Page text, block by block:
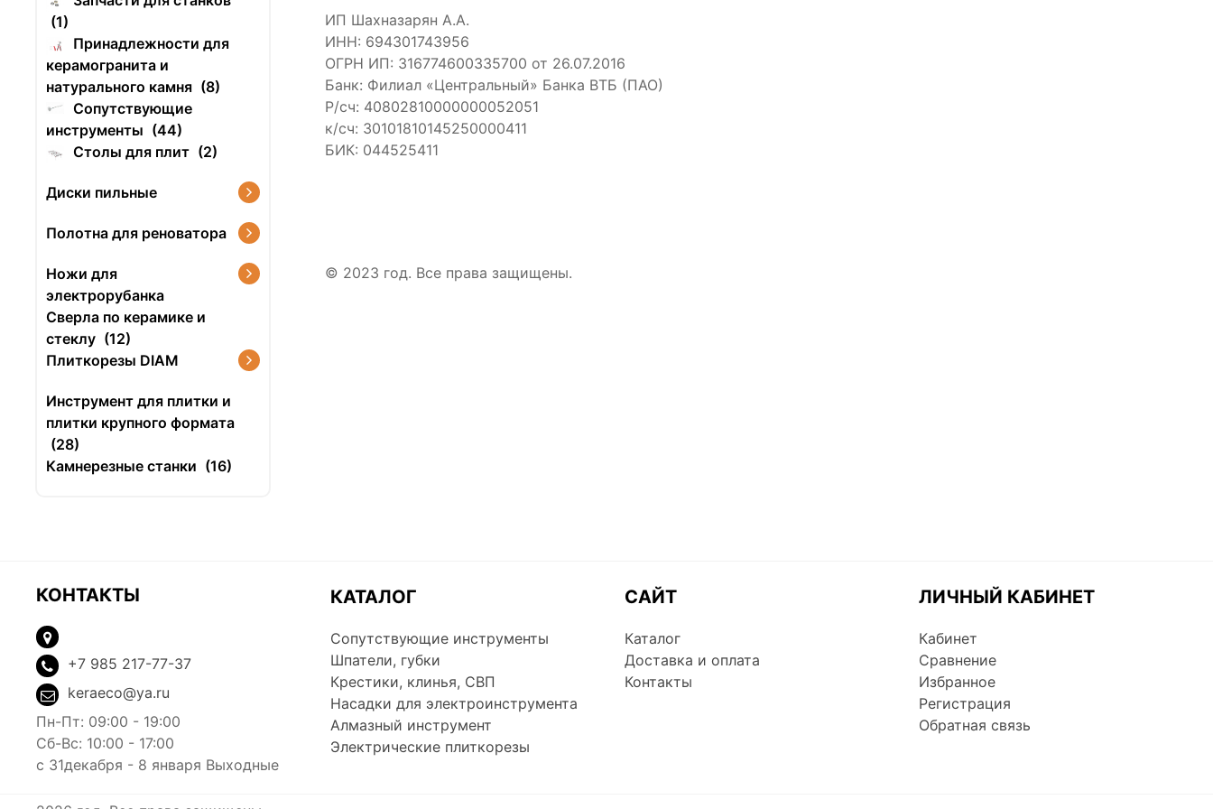
(1)
Принадлежности для
керамогранита и
натурального камня (8)
Сопутствующие
инструменты (44)
Столы для плит (2)
Диски пильные
Полотна для реноватора
Ножи для
электрорубанка
Сверла по керамике и
стеклу (12)
Плиткорезы DIAM
Инструмент для плитки и
плитки крупного формата
(28)
Камнерезные станки (16)
ИП Шахназарян А.А.
ИНН: 694301743956
ОГРН ИП: 316774600335700 от 26.07.2016
Банк: Филиал «Центральный» Банка ВТБ (ПАО)
Р/сч: 40802810000000052051
к/сч: 30101810145250000411
БИК: 044525411
© 2023 год. Все права защищены.
КОНТАКТЫ
+7 985 217-77-37
keraeco@ya.ru
Пн-Пт: 09:00 - 19:00
Сб-Вс: 10:00 - 17:00
c 31декабря - 8 января Выходные
КАТАЛОГ
Сопутствующие инструменты
Шпатели, губки
Крестики, клинья, СВП
Насадки для электроинструмента
Алмазный инструмент
Электрические плиткорезы
САЙТ
Каталог
Доставка и оплата
Контакты
ЛИЧНЫЙ КАБИНЕТ
Кабинет
Сравнение
Избранное
Регистрация
Обратная связь